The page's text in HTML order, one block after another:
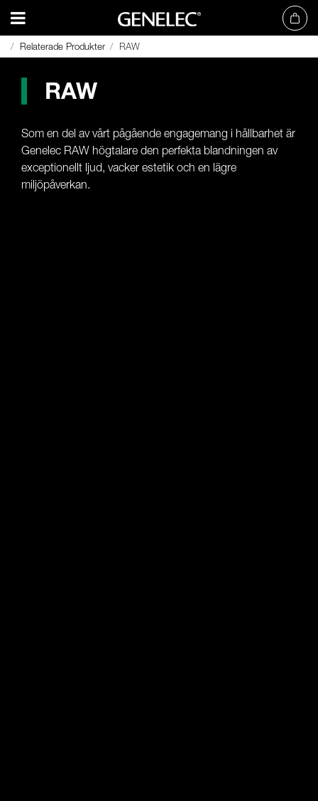
Relaterade Produkter RAW
Relaterade Produkter RAW
RAW
Som en del av vårt pågående engagemang i hållbarhet är
Genelec RAW högtalare den perfekta blandningen av
exceptionellt ljud, vacker estetik och en lägre
miljöpåverkan.